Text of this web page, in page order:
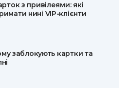
з привілеями: які
нині VIP-клієнти
заблокують картки та